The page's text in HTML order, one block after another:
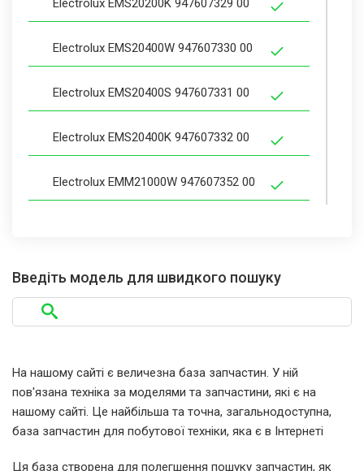
Electrolux EMS20200K 947607329 00
Electrolux EMS20400W 947607330 00
Electrolux EMS20400S 947607331 00
Electrolux EMS20400K 947607332 00
Electrolux EMM21000W 947607352 00
Electrolux EMM21000K 947607354 00
Electrolux EMM21150W 947607355 00
Electrolux EMS21200W 947607358 00
Введіть модель для швидкого пошуку
На нашому сайті є величезна база запчастин. У ній
пов'язана техніка за моделями та запчастини, які є на
нашому сайті. Це найбільша та точна, загальнодоступна,
база запчастин для побутової техніки, яка є в Інтернеті
Ця база створена для полегшення пошуку запчастин, як